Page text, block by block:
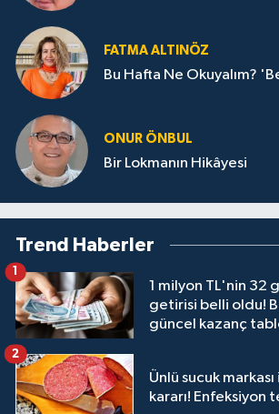
FATMA ALTINÖZ
Bu Hafta Ne Okuyalım?
ONUR ÖNBUL
Bir Lokmanın Hikâyesi
Trend Haberler
1 milyon TL'nin 32
getirisi belli oldu!
güncel kazanç
1
Ünlü sucuk
kararı! Enfeksiyon
2